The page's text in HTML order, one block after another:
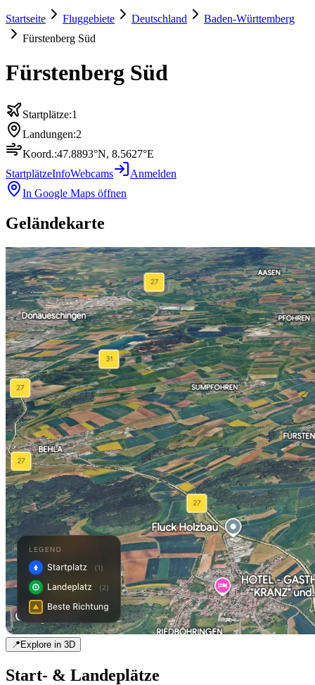
Startseite Fluggebiete Deutschland
Baden-Württemberg
Fürstenberg Süd
Fürstenberg Süd
Startplätze:1
Landungen:2
Koord.:47.8893°N, 8.5627°E
StartplätzeInfoWebcams
Anmelden
In Google Maps öffnen
Geländekarte
📍Explore in 3D
Start- & Landeplätze